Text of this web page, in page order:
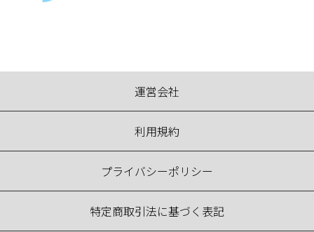
運営会社
利用規約
プライバシーポリシー
特定商取引法に基づく表記